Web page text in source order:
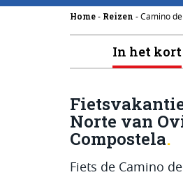
Home - Reizen - Camino
In het kort
Norte van
Compostela
Fiets de Camino